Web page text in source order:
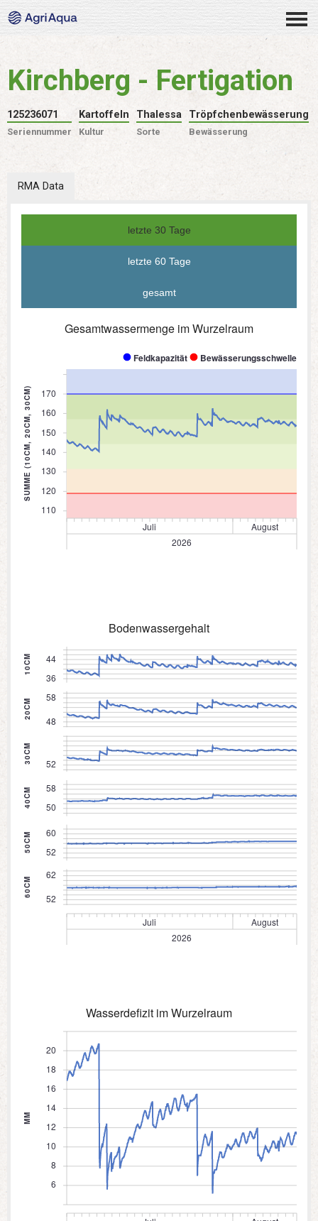
Kirchberg - Fertigation
125236071
Seriennummer
Kartoffeln
Kultur
Thalessa
Sorte
Tröpfchenbewässerung
Bewässerung
RMA Data
letzte 30 Tage
letzte 60 Tage
gesamt